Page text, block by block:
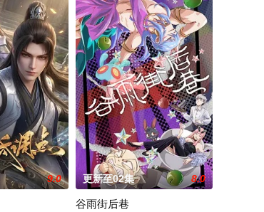
9.0 更新至02集 8.0
谷雨街后巷